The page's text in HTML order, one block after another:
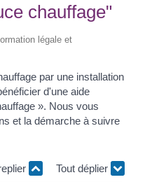
chauffage"
légale et
par une installation
d'une aide
». Nous vous
et la démarche à suivre
Tout déplier